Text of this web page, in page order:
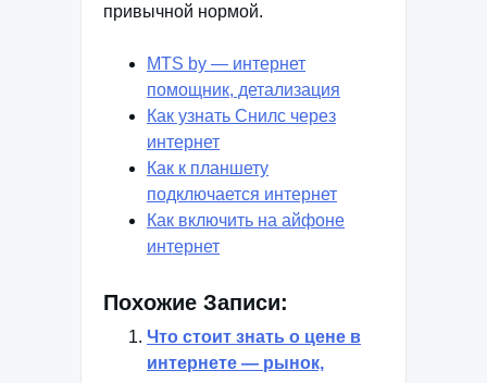
привычной нормой.
MTS by — интернет
помощник, детализация
Как узнать Снилс через
интернет
Как к планшету
подключается интернет
Как включить на айфоне
интернет
Похожие Записи:
Что стоит знать о цене в
интернете — рынок,